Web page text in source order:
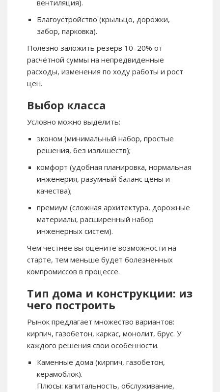
вентиляция).
Благоустройство (крыльцо, дорожки,
забор, парковка).
Полезно заложить резерв 10–20% от
расчётной суммы на непредвиденные
расходы, изменения по ходу работы и рост
цен.
Выбор класса
Условно можно выделить:
эконом (минимальный набор, простые
решения, без излишеств);
комфорт (удобная планировка, нормальная
инженерия, разумный баланс цены и
качества);
премиум (сложная архитектура, дорожные
материалы, расширенный набор
инженерных систем).
Чем честнее вы оцените возможности на
старте, тем меньше будет болезненных
компромиссов в процессе.
Тип дома и конструкции: из
чего построить
Рынок предлагает множество вариантов:
кирпич, газобетон, каркас, монолит, брус. У
каждого решения свои особенности.
Каменные дома (кирпич, газобетон,
керамоблок).
Плюсы: капитальность, обслуживание,